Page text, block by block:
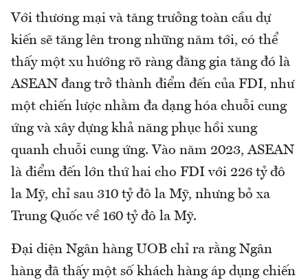
Với thương mại và tăng trưởng toàn cầu dự
kiến ​​sẽ tăng lên trong những năm tới, có thể
thấy một xu hướng rõ ràng đăng gia tăng đó là
ASEAN đang trở thành điểm đến của FDI, như
một chiến lược nhằm đa dạng hóa chuỗi cung
ứng và xây dựng khả năng phục hồi xung
quanh chuỗi cung ứng. Vào năm 2023, ASEAN
là điểm đến lớn thứ hai cho FDI với 226 tỷ đô
la Mỹ, chỉ sau 310 tỷ đô la Mỹ, nhưng bỏ xa
Trung Quốc về 160 tỷ đô la Mỹ.
Đại diện Ngân hàng UOB chỉ ra rằng Ngân
hàng đã thấy một số khách hàng áp dụng chiến